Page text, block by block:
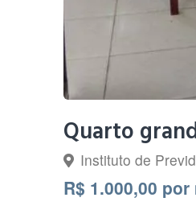
Quarto
Instituto de
R$ 1.000,00 por